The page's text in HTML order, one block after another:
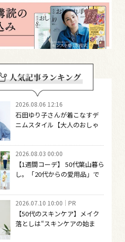
2026.08.06 12:16
石田ゆり子さんが着こなすデ
ニムスタイル【大人のおしゃ
どファッションは自由になる
2026.08.03 00:00
【1週間コーデ】 50代葉山暮ら
し。「20代からの愛用品」で
～ 桐野恵美さん #022 Emi
Kirino～
2026.07.10 10:00 PR
【50代のスキンケア】メイク
落としは“スキンケアの始ま